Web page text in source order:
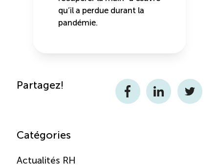
qu’il a perdue durant la
pandémie.
Partagez!
FacebookLinkedInTwitter
Catégories
Actualités RH